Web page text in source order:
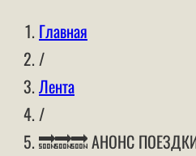
Главная
/
Лента
/
🔜🔜🔜 АНОНС